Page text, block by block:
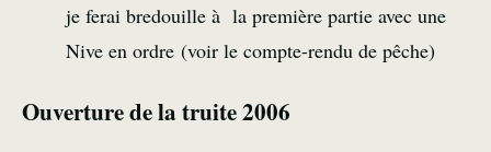
je ferai bredouille à la première partie avec une
Nive en ordre (voir le compte-rendu de pêche)
Ouverture de la truite 2006